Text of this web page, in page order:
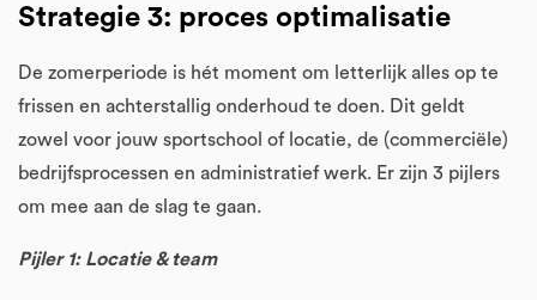
Strategie 3: proces optimalisatie
De zomerperiode is hét moment om letterlijk alles op te
frissen en achterstallig onderhoud te doen. Dit geldt
zowel voor jouw sportschool of locatie, de (commerciële)
bedrijfsprocessen en administratief werk. Er zijn 3 pijlers
om mee aan de slag te gaan.
Pijler 1: Locatie & team